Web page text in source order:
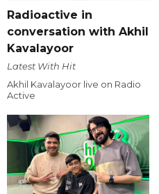
Radioactive in
conversation with Akhil
Kavalayoor
Latest With Hit
Akhil Kavalayoor live on Radio
Active